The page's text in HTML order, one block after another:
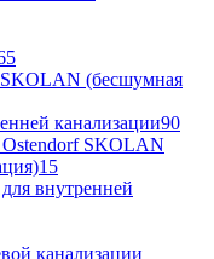
(бесшумная
канализации90
SKOLAN
15
внутренней
канализации